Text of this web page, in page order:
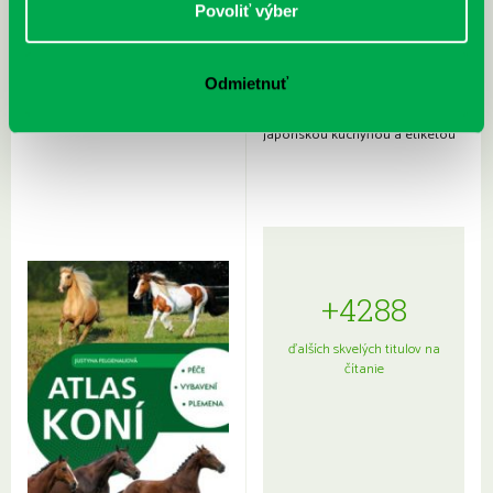
Povoliť výber
Odmietnuť
Rudź, Przemyslaw: Atlas hviezd:
Hardy, Paula: Japonsko na tanieri:
japonskou kuchyňou a etiketou
+4288
ďalších skvelých titulov na
čítanie